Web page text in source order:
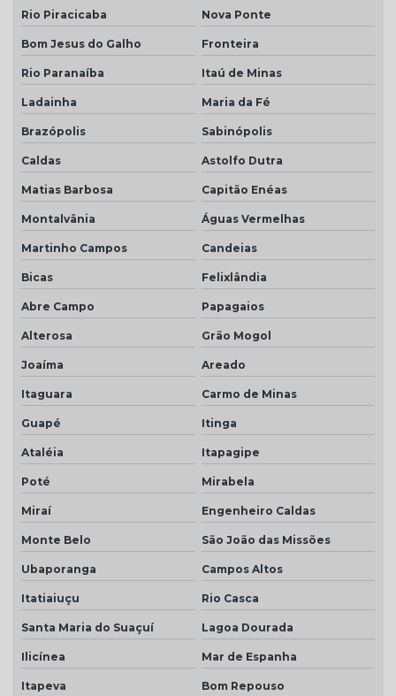
Rio Piracicaba Nova Ponte
Bom Jesus do Galho Fronteira
Rio Paranaíba Itaú de Minas
Ladainha Maria da Fé
Brazópolis Sabinópolis
Caldas Astolfo Dutra
Matias Barbosa Capitão Enéas
Montalvânia Águas Vermelhas
Martinho Campos Candeias
Bicas Felixlândia
Abre Campo Papagaios
Alterosa Grão Mogol
Joaíma Areado
Itaguara Carmo de Minas
Guapé Itinga
Ataléia Itapagipe
Poté Mirabela
Miraí Engenheiro Caldas
Monte Belo São João das Missões
Ubaporanga Campos Altos
Itatiaiuçu Rio Casca
Santa Maria do Suaçuí Lagoa Dourada
Ilicínea Mar de Espanha
Itapeva Bom Repouso